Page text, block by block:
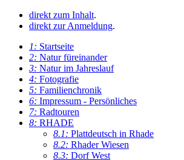
direkt zum Inhalt.
direkt zur Anmeldung.
1: Startseite
2: Natur füreinander
3: Natur im Jahreslauf
4: Fotografie
5: Familienchronik
6: Impressum - Persönliches
7: Radtouren
8: RHADE
8.1: Plattdeutsch in Rhade
8.2: Rhader Wiesen
8.3: Dorf West